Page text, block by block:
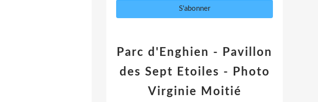
Parc d'Enghien - Pavillon
des Sept Etoiles - Photo
Virginie Moitié